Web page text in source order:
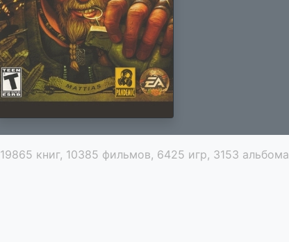
19865 книг, 10385 фильмов, 6425 игр, 3153 альбома